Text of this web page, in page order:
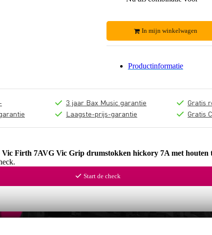
In mijn winkelwagen
Productinformatie
3 jaar Bax Music garantie
Laagste-prijs-garantie
Gratis
Gratis
Vic Firth 7AVG Vic Grip drumstokken hickory 7A met houten
Start de check